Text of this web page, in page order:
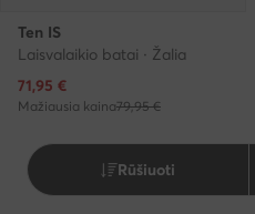
Ten IS
Laisvalaikio batai · Žalia
Dabartinė kaina
71,95 €
Mažiausia kaina79,95 €
Rūšiuoti